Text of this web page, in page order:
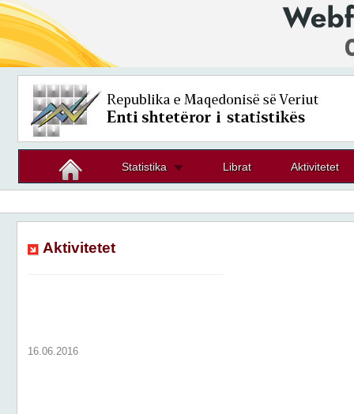
Statistika Librat Aktivitetet
Aktivitetet
16.06.2016